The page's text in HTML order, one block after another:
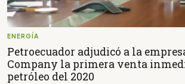
ENERGÍA
Petroecuador adjudicó a la
Company la primera venta
petróleo del 2020